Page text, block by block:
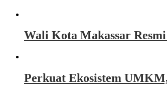
Wali Kota Makassar
Perkuat Ekosistem